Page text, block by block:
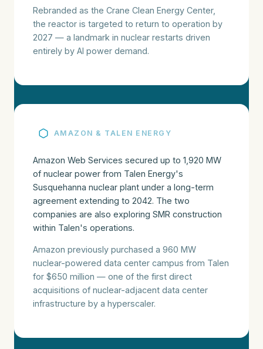
Rebranded as the Crane Clean Energy Center,
the reactor is targeted to return to operation by
2027 — a landmark in nuclear restarts driven
entirely by AI power demand.
AMAZON & TALEN ENERGY
Amazon Web Services secured up to 1,920 MW
of nuclear power from Talen Energy's
Susquehanna nuclear plant under a long-term
agreement extending to 2042. The two
companies are also exploring SMR construction
within Talen's operations.
Amazon previously purchased a 960 MW
nuclear-powered data center campus from Talen
for $650 million — one of the first direct
acquisitions of nuclear-adjacent data center
infrastructure by a hyperscaler.